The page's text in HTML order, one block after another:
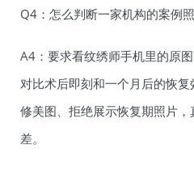
Q4：怎么判断一家机构的案例
A4：要求看纹绣师手机里的原
对比术后即刻和一个月后的恢
修美图、拒绝展示恢复期照片
差。